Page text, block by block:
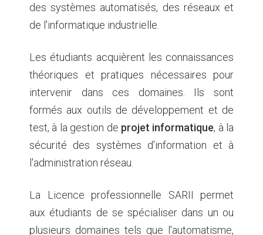
des systèmes automatisés, des réseaux et
de l'informatique industrielle.
Les étudiants acquièrent les connaissances
théoriques et pratiques nécessaires pour
intervenir dans ces domaines. Ils sont
formés aux outils de développement et de
test, à la gestion de projet informatique, à la
sécurité des systèmes d'information et à
l'administration réseau.
La Licence professionnelle SARII permet
aux étudiants de se spécialiser dans un ou
plusieurs domaines tels que l'automatisme,